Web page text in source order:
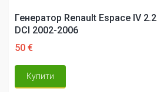
Генератор Renault Espace IV 2.2
DCI 2002-2006
50 €
Купити